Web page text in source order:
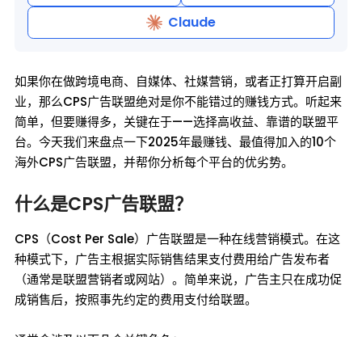
Claude
如果你在做跨境电商、自媒体、社媒营销，或者正打算开启副
业，那么CPS广告联盟绝对是你不能错过的赚钱方式。听起来
简单，但要赚得多，关键在于——选择高收益、靠谱的联盟平
台。今天我们来盘点一下2025年最赚钱、最值得加入的10个
海外CPS广告联盟，并帮你分析每个平台的优劣势。
什么是CPS广告联盟？
CPS（Cost Per Sale）广告联盟是一种在线营销模式。在这
种模式下，广告主根据实际销售结果支付费用给广告发布者
（通常是联盟营销者或网站）。简单来说，广告主只在成功促
成销售后，按照事先约定的费用支付给联盟。